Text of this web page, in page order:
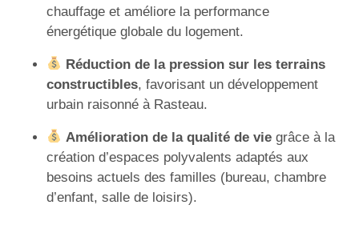
chauffage et améliore la performance
énergétique globale du logement.
Réduction de la pression sur les terrains
constructibles, favorisant un développement
urbain raisonné à Rasteau.
Amélioration de la qualité de vie grâce à la
création d’espaces polyvalents adaptés aux
besoins actuels des familles (bureau, chambre
d’enfant, salle de loisirs).